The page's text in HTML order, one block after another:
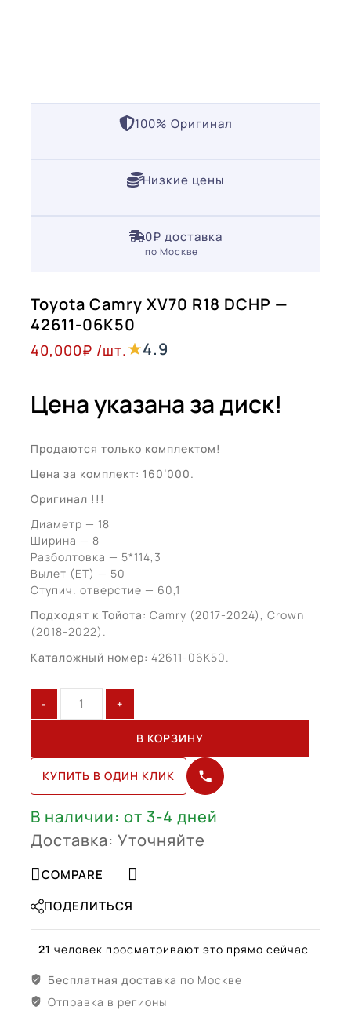
100% Оригинал
Низкие цены
0₽ доставка
по Москве
Toyota Camry XV70 R18 DCHP —
42611-06K50
40,000₽ /шт. 4.9
Цена указана за диск!
Продаются только комплектом!
Цена за комплект: 160’000.
Оригинал !!!
Диаметр — 18
Ширина — 8
Разболтовка — 5*114,3
Вылет (ЕТ) — 50
Ступич. отверстие — 60,1
Подходят к Тойота: Camry (2017-2024), Crown
(2018-2022).
Каталожный номер: 42611-06K50.
товара
XV70
R18
DCHP
-
42611-
06K50
В КОРЗИНУ
КУПИТЬ В ОДИН КЛИК
В наличии: от 3-4 дней
Доставка: Уточняйте
COMPARE
ПОДЕЛИТЬСЯ
21 человек просматривают это прямо сейчас
Бесплатная доставка по Москве
Отправка в регионы